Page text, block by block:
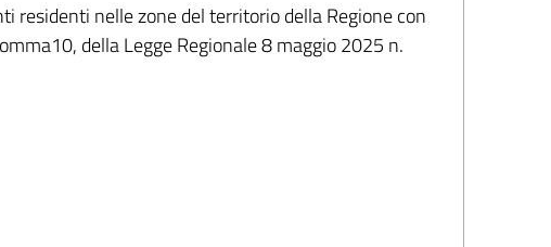
residenti nelle zone del territorio della Regione con
della Legge Regionale 8 maggio 2025 n.